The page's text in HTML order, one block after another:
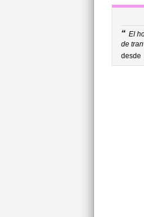
“ El
de
desde